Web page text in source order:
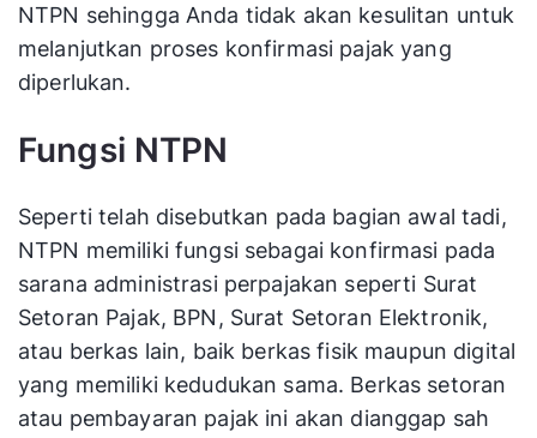
NTPN sehingga Anda tidak akan kesulitan untuk
melanjutkan proses konfirmasi pajak yang
diperlukan.
Fungsi NTPN
Seperti telah disebutkan pada bagian awal tadi,
NTPN memiliki fungsi sebagai konfirmasi pada
sarana administrasi perpajakan seperti Surat
Setoran Pajak, BPN, Surat Setoran Elektronik,
atau berkas lain, baik berkas fisik maupun digital
yang memiliki kedudukan sama. Berkas setoran
atau pembayaran pajak ini akan dianggap sah